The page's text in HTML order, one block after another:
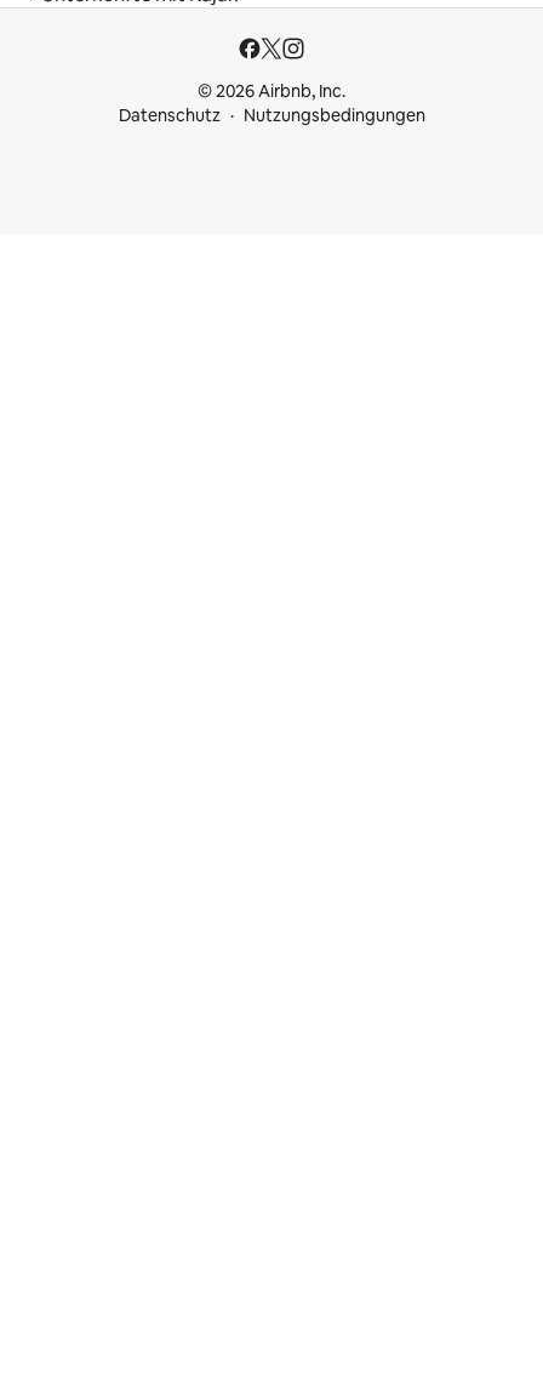
© 2026 Airbnb, Inc.
Datenschutz
Nutzungsbedingungen